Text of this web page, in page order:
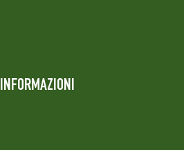
INFORMAZIONI